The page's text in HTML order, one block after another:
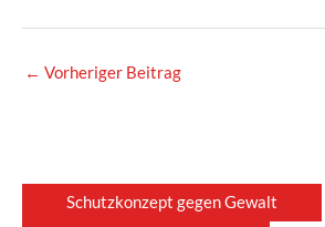
← Vorheriger Beitrag
Schutzkonzept gegen Gewalt